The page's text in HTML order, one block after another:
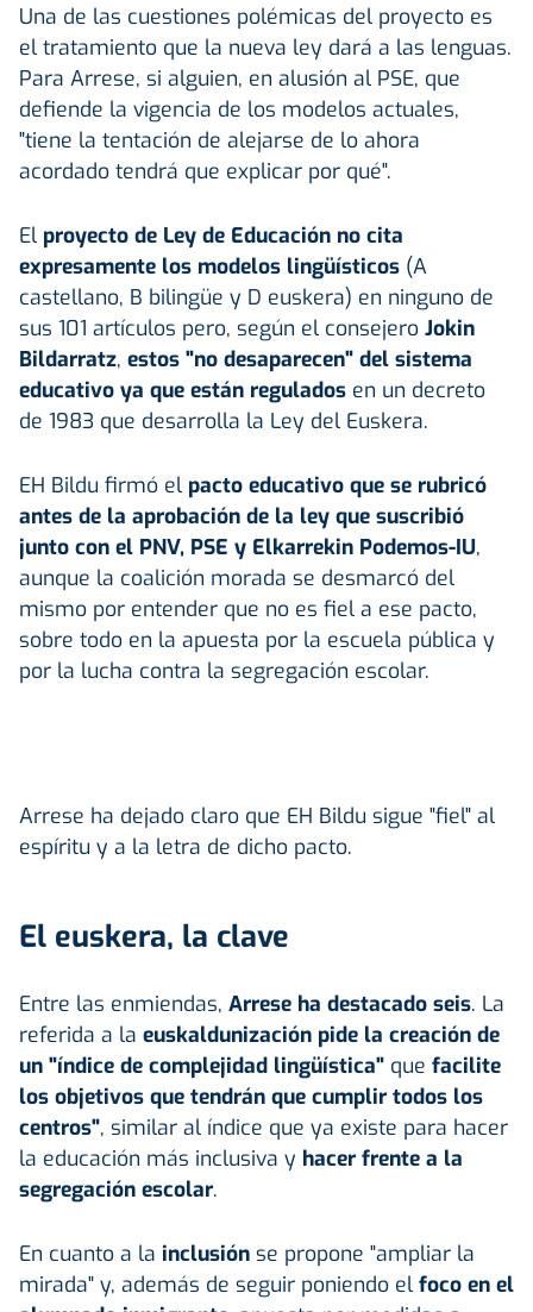
Una de las cuestiones polémicas del proyecto es
el tratamiento que la nueva ley dará a las lenguas.
Para Arrese, si alguien, en alusión al PSE, que
defiende la vigencia de los modelos actuales,
"tiene la tentación de alejarse de lo ahora
acordado tendrá que explicar por qué".
El proyecto de Ley de Educación no cita
expresamente los modelos lingüísticos (A
castellano, B bilingüe y D euskera) en ninguno de
sus 101 artículos pero, según el consejero Jokin
Bildarratz, estos "no desaparecen" del sistema
educativo ya que están regulados en un decreto
de 1983 que desarrolla la Ley del Euskera.
EH Bildu firmó el pacto educativo que se rubricó
antes de la aprobación de la ley que suscribió
junto con el PNV, PSE y Elkarrekin Podemos-IU,
aunque la coalición morada se desmarcó del
mismo por entender que no es fiel a ese pacto,
sobre todo en la apuesta por la escuela pública y
por la lucha contra la segregación escolar.
Arrese ha dejado claro que EH Bildu sigue "fiel" al
espíritu y a la letra de dicho pacto.
El euskera, la clave
Entre las enmiendas, Arrese ha destacado seis. La
referida a la euskaldunización pide la creación de
un "índice de complejidad lingüística" que facilite
los objetivos que tendrán que cumplir todos los
centros", similar al índice que ya existe para hacer
la educación más inclusiva y hacer frente a la
segregación escolar.
En cuanto a la inclusión se propone "ampliar la
mirada" y, además de seguir poniendo el foco en el